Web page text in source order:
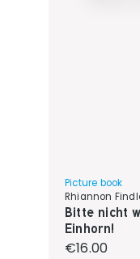
Picture book
Rhiannon
Bitte nicht
Einhorn!
Regular
€16.00